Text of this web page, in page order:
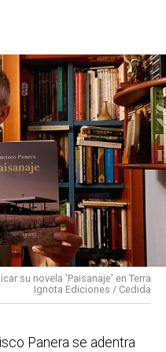
su novela 'Paisanaje' en Terra
Ignota Ediciones / Cedida
Panera se adentra